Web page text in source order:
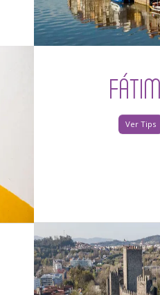
Ver Tips